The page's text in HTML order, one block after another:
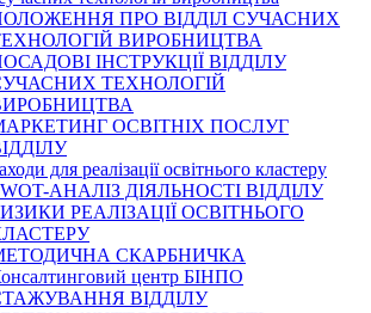
ПРО ВІДДІЛ СУЧАСНИХ
ВИРОБНИЦТВА
ІНСТРУКЦІЇ ВІДДІЛУ
ТЕХНОЛОГІЙ
ОСВІТНІХ ПОСЛУГ
для реалізації освітнього кластеру
АНАЛІЗ ДІЯЛЬНОСТІ ВІДДІЛУ
РЕАЛІЗАЦІЇ ОСВІТНЬОГО
СКАРБНИЧКА
центр БІНПО
ВІДДІЛУ